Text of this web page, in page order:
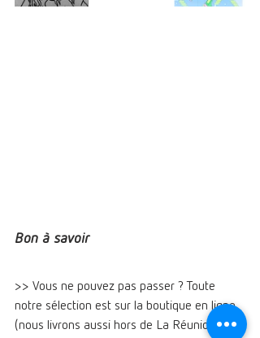
Bon à savoir
>> Vous ne pouvez pas passer ? Toute
notre sélection est sur la boutique en ligne
(nous livrons aussi hors de La Réunion) :